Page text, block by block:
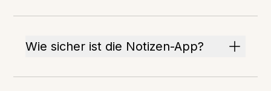
Wie sicher ist die Notizen-App?